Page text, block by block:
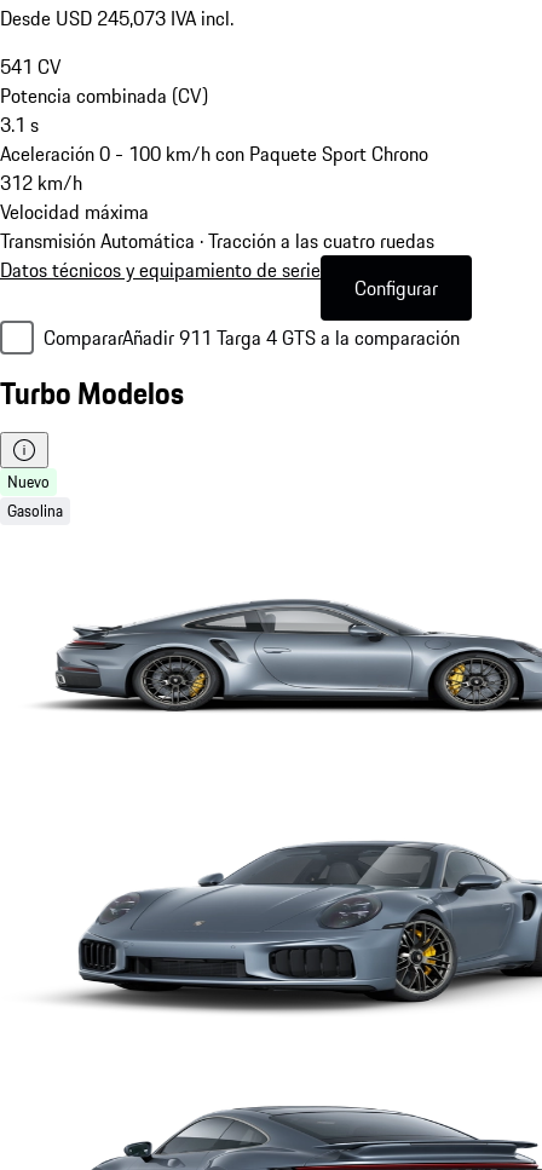
Desde USD 245,073 IVA incl.
541 CV
Potencia combinada (CV)
3.1 s
Aceleración 0 - 100 km/h con Paquete Sport Chrono
312 km/h
Velocidad máxima
Transmisión Automática · Tracción a las cuatro ruedas
Datos técnicos y equipamiento de serie
Configurar
CompararAñadir 911 Targa 4 GTS a la comparación
Turbo Modelos
Nuevo
Gasolina